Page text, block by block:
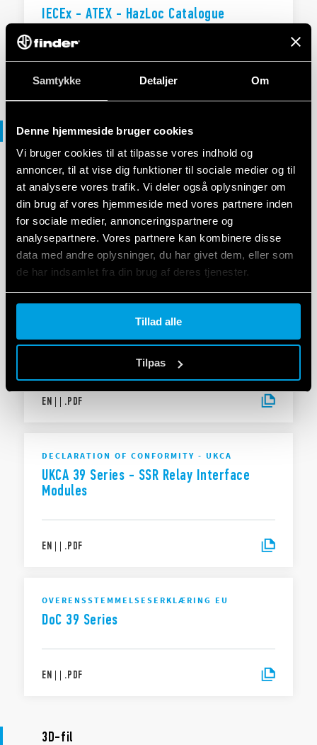
Samtykke Detaljer Om
Denne hjemmeside bruger cookies
Vi bruger cookies til at tilpasse vores indhold og
annoncer, til at vise dig funktioner til sociale medier og til
at analysere vores trafik. Vi deler også oplysninger om
din brug af vores hjemmeside med vores partnere inden
for sociale medier, annonceringspartnere og
analysepartnere. Vores partnere kan kombinere disse
data med andre oplysninger, du har givet dem, eller som
de har indsamlet fra din brug af deres tjenester.
Cookie policy.
Tillad alle
Tilpas
IECEx - ATEX - HazLoc Catalogue
Overensstemmelseserklæring
OVERENSSTEMMELSESERKLÆRING EU
DoC 39 Series - SSR Relay module
interfaces
EN|| .PDF
DECLARATION OF CONFORMITY - UKCA
UKCA 39 Series - Models 39.XX.X.XXX.0073
EN | | .PDF
DECLARATION OF CONFORMITY - UKCA
UKCA 39 Series - SSR Relay Interface
Modules
EN | | .PDF
OVERENSSTEMMELSESERKLÆRING EU
DoC 39 Series
EN | | .PDF
3D-fil